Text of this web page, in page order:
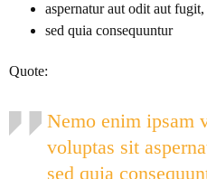
aspernatur aut odit aut fugit,
sed quia consequuntur
Quote:
Nemo enim ipsam
voluptas sit
sed quia